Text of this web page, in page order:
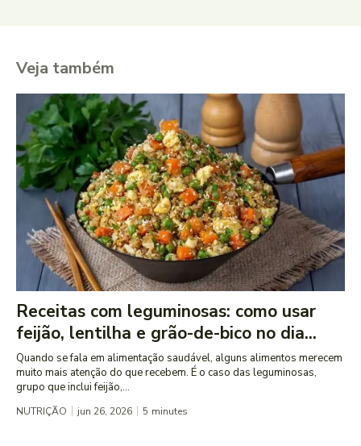
Veja também
Receitas com leguminosas: como usar
feijão, lentilha e grão-de-bico no dia...
Quando se fala em alimentação saudável, alguns alimentos merecem
muito mais atenção do que recebem. É o caso das leguminosas,
grupo que inclui feijão,...
NUTRIÇÃO jun 26, 2026 5 minutes